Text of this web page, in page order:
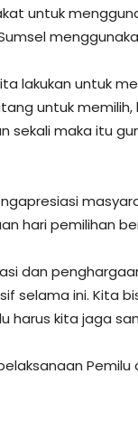
untuk
lakukan untuk
untuk memilih,
sekali maka itu
hari pemilihan
dan
selama ini. Kita
harus kita jaga